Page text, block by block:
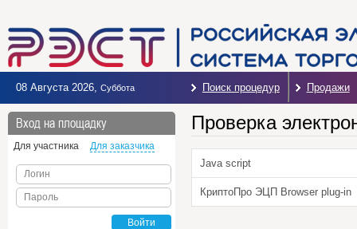
08 Августа 2026, Суббота Поиск процедур Продажи
Вход на площадку
Для участника Для заказчика
Логин
Пароль
Войти
Проверка
Java script
КриптоПро ЭЦП Browser plug-in